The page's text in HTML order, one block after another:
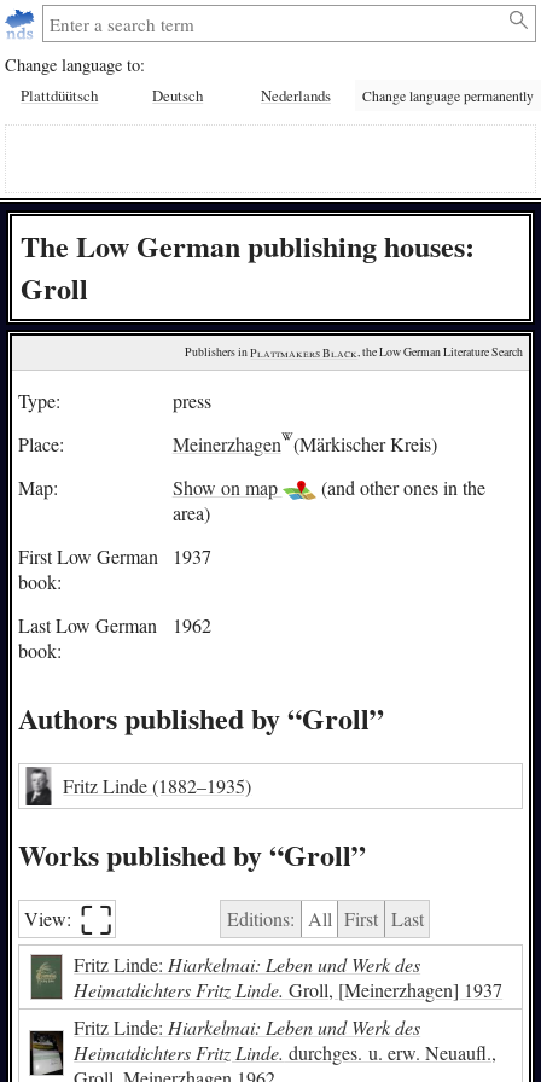
Change language to:
Plattdüütsch Deutsch Nederlands Change language permanently
The Low German publishing houses:
Groll
Publishers in Plattmakers Black, the Low German Literature Search
Type:
press
Place:
Meinerzhagen (Märkischer Kreis)
Map:
Show on map
(and other ones in the
area)
First Low German
book:
1937
Last Low German
book:
1962
Authors published by “Groll”
Fritz Linde(1882–1935)
Works published by “Groll”
View: ⛶︎ Editions: All First Last
Fritz Linde: Hiarkelmai: Leben und Werk des
Heimatdichters Fritz Linde. Groll, [Meinerzhagen] 1937
Fritz Linde: Hiarkelmai: Leben und Werk des
Heimatdichters Fritz Linde. durchges. u. erw. Neuaufl.,